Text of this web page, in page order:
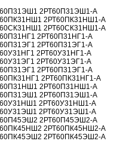
2РТ60П31ЭШ1-А
2РТ60ПК31НШ1-А
2РТ60СК31НШ1-А
2РТ60П31НГ1-А
2РТ60П31ЭГ1-А
2РТ60У31НГ1-А
2РТ60У31ЭГ1-А
2РТ60П31ЭГ1-А
2РТ60ПК31НГ1-А
2РТ60П31НШ1-А
2РТ60П31ЭШ1-А
2РТ60У31НШ1-А
2РТ60У31ЭШ1-А
2РТ60П45ЭШ2-А
2РТ60ПК45НШ2-А
2РТ60ПК45ЭШ2-А